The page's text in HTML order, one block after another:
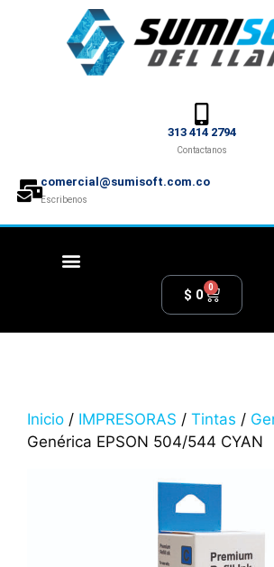
313 414 2794
Contactanos
comercial@sumisoft.com.co
Escribenos
$ 0 0
Inicio / IMPRESORAS / Tintas /
Genérica EPSON 504/544 CYAN